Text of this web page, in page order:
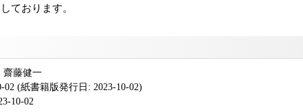
ております。
齋藤健一
02(紙書籍版発行日: 2023-10-02)
10-02